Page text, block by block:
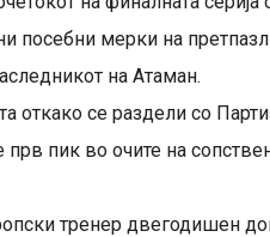
посебни мерки на
на Атаман.
откако се раздели со
прв пик во очите на
тренер двегодишен